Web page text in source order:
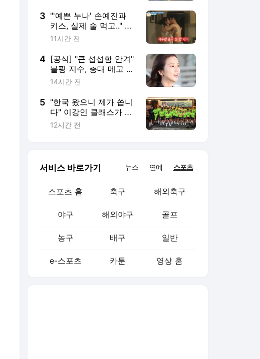
이 다 열심히 한다"
3 "'예쁜 누나' 손예진과
키스, 실제 술 먹고.." 정
해인, 8년만 비화 밝혔
TView]
11시간 전
4 [공식] "큰 섭섭함 안겨"
블핑 지수, 총대 메고 공
개 사과 [스타이슈]
14시간 전
5 "한국 왔으니 제가 쏩니
다" 이강인 클래스가 다
르네, 80명 저녁 대접
12시간 전
서비스 바로가기 뉴스 연예 스포츠
스포츠 홈 축구 해외축구
야구 해외야구 골프
농구 배구 일반
e-스포츠 카툰 영상 홈